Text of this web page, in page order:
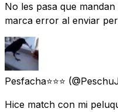
No les pasa que
marca error al enviar
Pesfacha⭐⭐⭐
Hice match con mi